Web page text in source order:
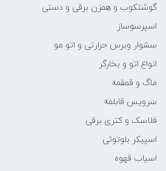
گوشتکوب و همزن برقی و دستی
اسپرسوساز
سشوار وبرس حرارتی و اتو مو
انواع اتو و بخارگر
ماگ و قمقمه
سرویس قابلمه
فلاسک و کتری برقی
اسپیکر بلوتوثی
اسیاب قهوه